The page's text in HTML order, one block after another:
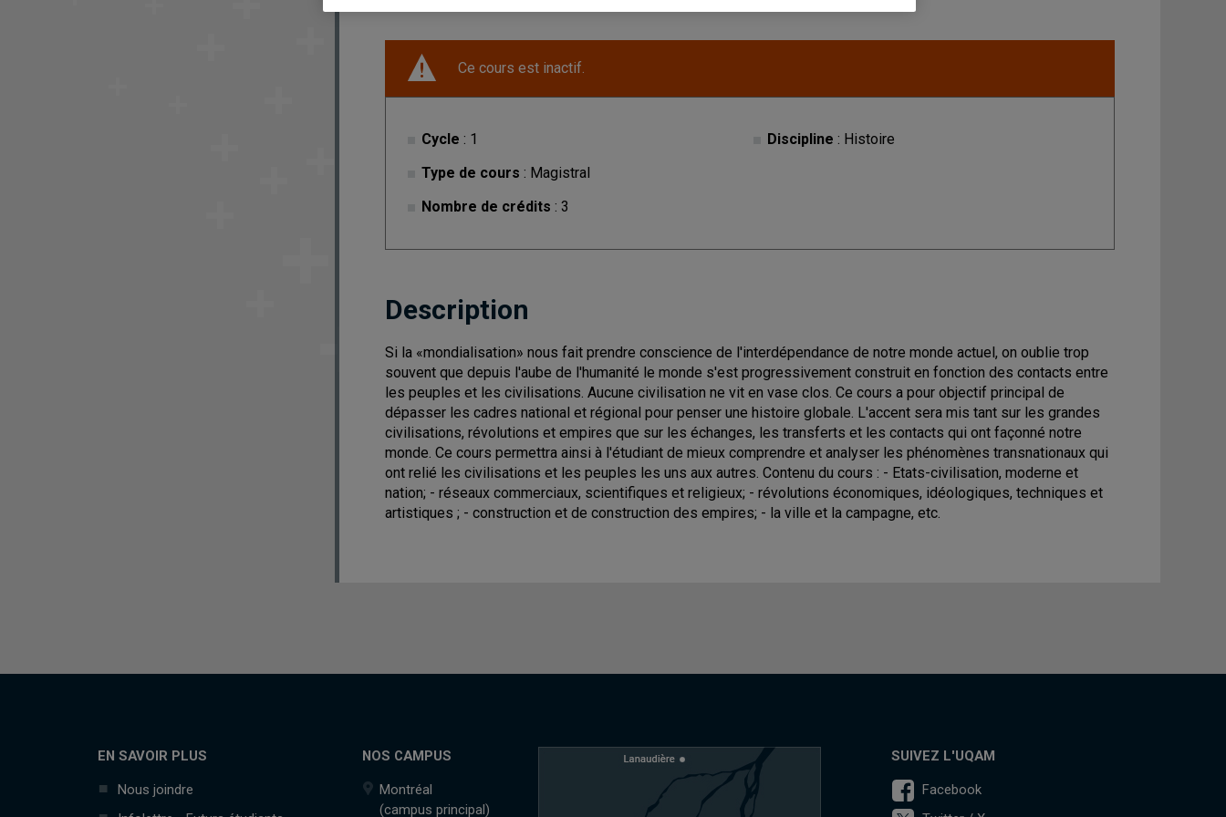
Ce cours est inactif.
Cycle : 1
Type de cours : Magistral
Nombre de crédits : 3
Discipline : Histoire
Description
Si la «mondialisation» nous fait prendre conscience de l'interdépendance de notre monde actuel, on oublie trop
souvent que depuis l'aube de l'humanité le monde s'est progressivement construit en fonction des contacts entre
les peuples et les civilisations. Aucune civilisation ne vit en vase clos. Ce cours a pour objectif principal de
dépasser les cadres national et régional pour penser une histoire globale. L'accent sera mis tant sur les grandes
civilisations, révolutions et empires que sur les échanges, les transferts et les contacts qui ont façonné notre
monde. Ce cours permettra ainsi à l'étudiant de mieux comprendre et analyser les phénomènes transnationaux qui
ont relié les civilisations et les peuples les uns aux autres. Contenu du cours : - Etats-civilisation, moderne et
nation; - réseaux commerciaux, scientifiques et religieux; - révolutions économiques, idéologiques, techniques et
artistiques ; - construction et de construction des empires; - la ville et la campagne, etc.
EN SAVOIR PLUS
Nous joindre
NOS CAMPUS
Montréal
(campus principal)
SUIVEZ L'UQAM
Facebook